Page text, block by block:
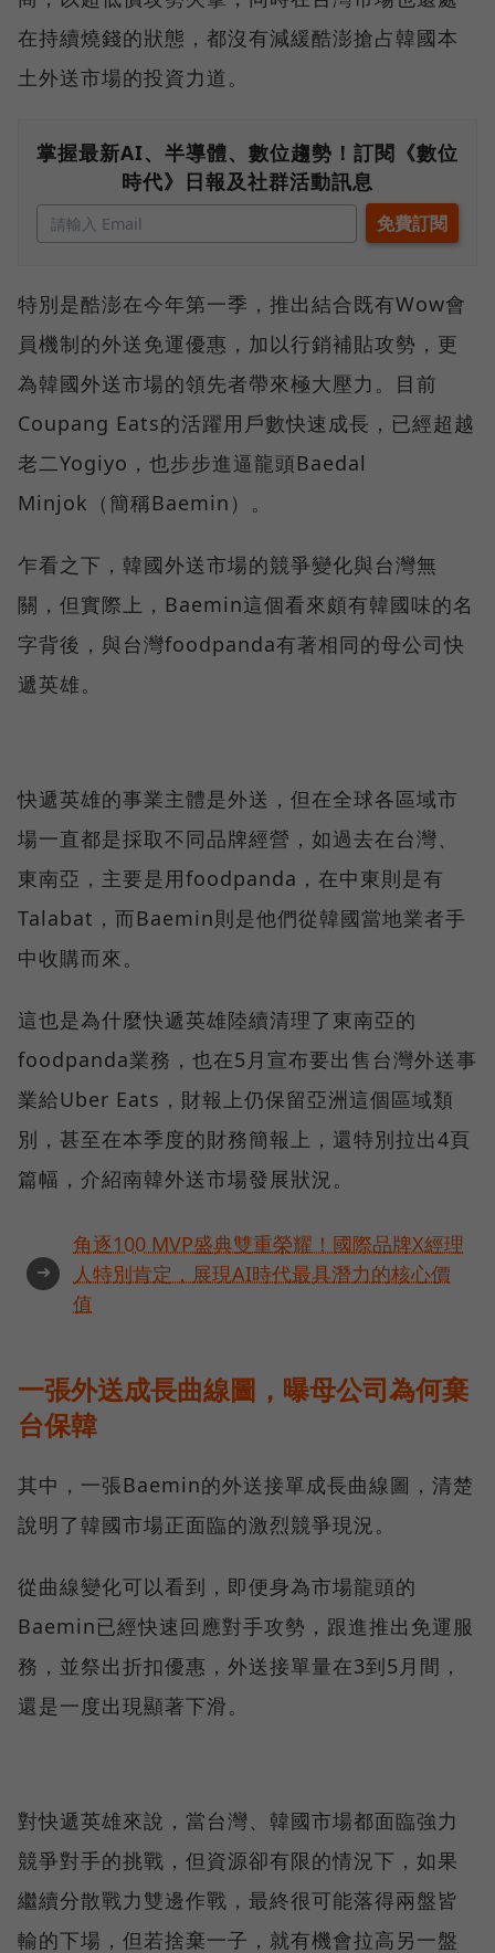
在持續燒錢的狀態，都沒有減緩酷澎搶占韓國本
土外送市場的投資力道。
掌握最新AI、半導體、數位趨勢！訂閱《數位
時代》日報及社群活動訊息
特別是酷澎在今年第一季，推出結合既有Wow會
員機制的外送免運優惠，加以行銷補貼攻勢，更
為韓國外送市場的領先者帶來極大壓力。目前
Coupang Eats的活躍用戶數快速成長，已經超越
老二Yogiyo，也步步進逼龍頭Baedal
Minjok（簡稱Baemin）。
乍看之下，韓國外送市場的競爭變化與台灣無
關，但實際上，Baemin這個看來頗有韓國味的名
字背後，與台灣foodpanda有著相同的母公司快
遞英雄。
快遞英雄的事業主體是外送，但在全球各區域市
場一直都是採取不同品牌經營，如過去在台灣、
東南亞，主要是用foodpanda，在中東則是有
Talabat，而Baemin則是他們從韓國當地業者手
中收購而來。
這也是為什麼快遞英雄陸續清理了東南亞的
foodpanda業務，也在5月宣布要出售台灣外送事
業給Uber Eats，財報上仍保留亞洲這個區域類
別，甚至在本季度的財務簡報上，還特別拉出4頁
篇幅，介紹南韓外送市場發展狀況。
➜
角逐100 MVP盛典雙重榮耀！國際品牌X經理
人特別肯定，展現AI時代最具潛力的核心價
值
一張外送成長曲線圖，曝母公司為何棄
台保韓
其中，一張Baemin的外送接單成長曲線圖，清楚
說明了韓國市場正面臨的激烈競爭現況。
從曲線變化可以看到，即便身為市場龍頭的
Baemin已經快速回應對手攻勢，跟進推出免運服
務，並祭出折扣優惠，外送接單量在3到5月間，
還是一度出現顯著下滑。
對快遞英雄來說，當台灣、韓國市場都面臨強力
競爭對手的挑戰，但資源卻有限的情況下，如果
繼續分散戰力雙邊作戰，最終很可能落得兩盤皆
輸的下場，但若捨棄一子，就有機會拉高另一盤